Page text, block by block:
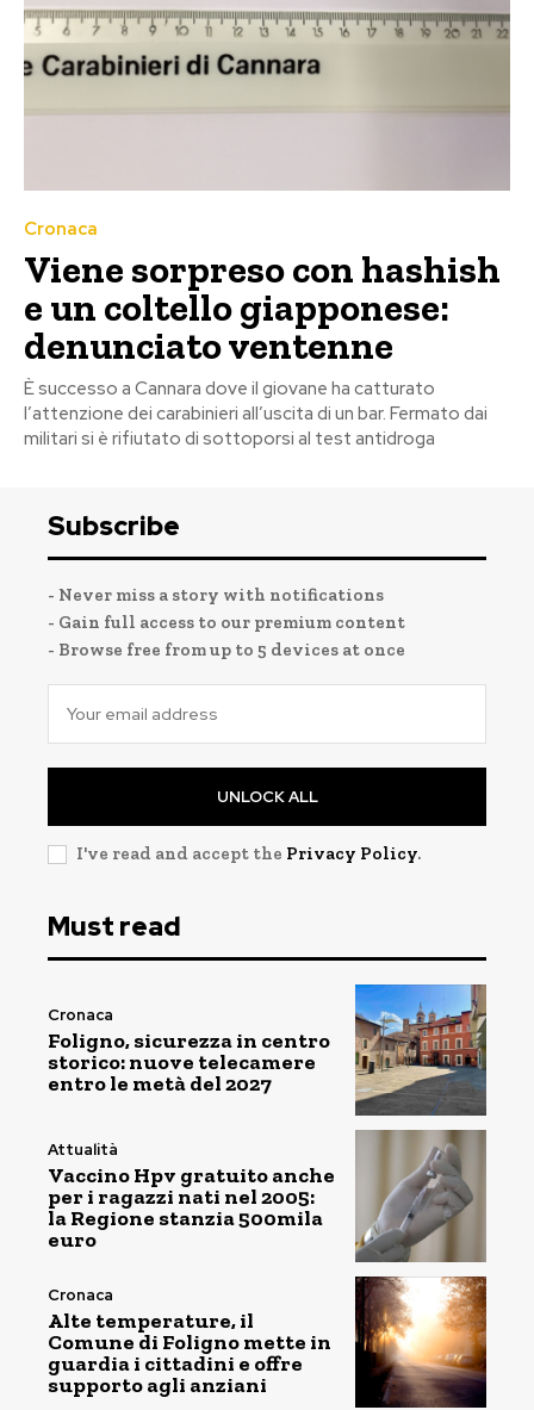
Cronaca
Viene sorpreso con hashish
e un coltello giapponese:
denunciato ventenne
È successo a Cannara dove il giovane ha catturato
l’attenzione dei carabinieri all’uscita di un bar. Fermato dai
militari si è rifiutato di sottoporsi al test antidroga
Subscribe
- Never miss a story with notifications
- Gain full access to our premium content
- Browse free from up to 5 devices at once
UNLOCK ALL
I've read and accept the Privacy Policy.
Must read
Cronaca
Foligno, sicurezza in centro
storico: nuove telecamere
entro le metà del 2027
Attualità
Vaccino Hpv gratuito anche
per i ragazzi nati nel 2005:
la Regione stanzia 500mila
euro
Cronaca
Alte temperature, il
Comune di Foligno mette in
guardia i cittadini e offre
supporto agli anziani